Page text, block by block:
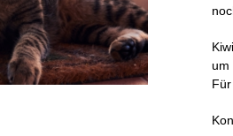
um